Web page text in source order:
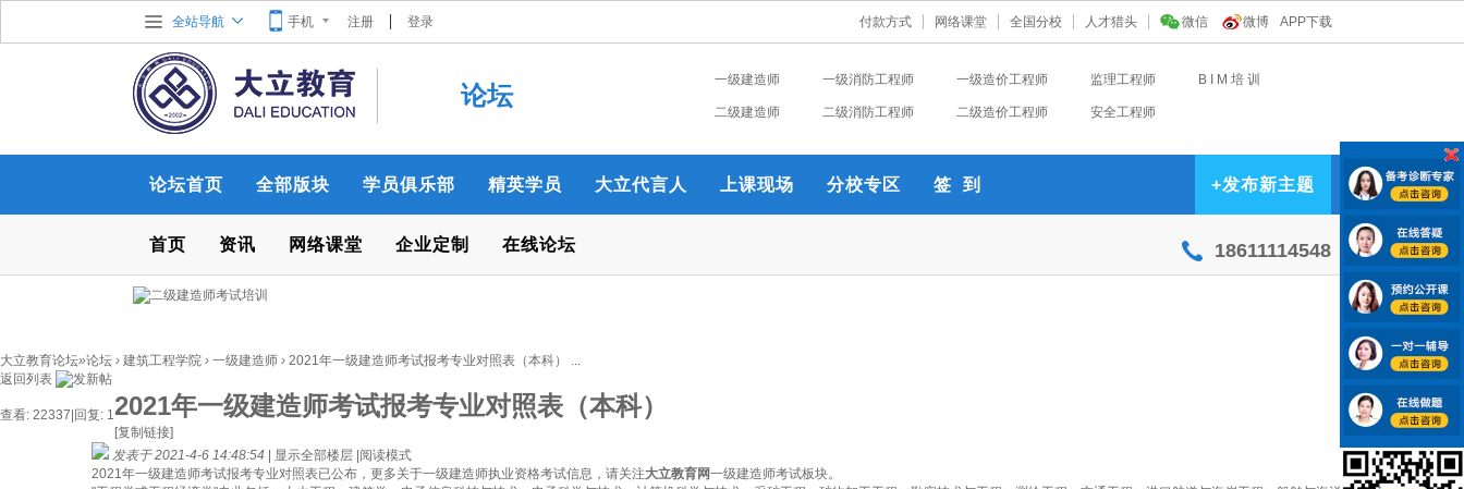
全站导航 手机 注册 登录 APP下载
微博
微信
人才猎头
全国分校
网络课堂
付款方式
论坛
一级建造师 一级消防工程师 一级造价工程师 监理工程师 B I M 培 训
二级建造师 二级消防工程师 二级造价工程师 安全工程师
论坛首页 全部版块 学员俱乐部 精英学员 大立代言人 上课现场 分校专区 签 到 +发布新主题
首页 资讯 网络课堂 企业定制 在线论坛 18611114548
大立教育论坛»论坛 › 建筑工程学院 › 一级建造师 › 2021年一级建造师考试报考专业对照表（本科） ...
返回列表
查看: 22337 回复: 12021年一级建造师考试报考专业对照表（本科）
[复制链接]
发表于 2021-4-6 14:48:54 显示全部楼层 阅读模式
2021年一级建造师考试报考专业对照表已公布，更多关于一级建造师执业资格考试信息，请关注大立教育网一级建造师考试板块。